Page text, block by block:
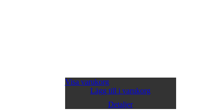
Visa varukorg
Lägg till i varukorg
Detaljer